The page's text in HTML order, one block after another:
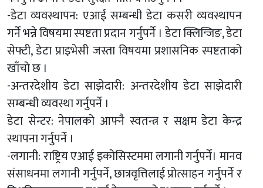
-डेटा व्यवस्थापन: एआई सम्बन्धी डेटा कसरी व्यवस्थापन
गर्ने भन्ने विषयमा स्पष्टता प्रदान गर्नुपर्ने । डेटा क्लिन्जिङ, डेटा
सेफ्टी, डेटा प्राइभेसी जस्ता विषयमा प्रशासनिक स्पष्टताको
खाँचो छ ।
-अन्तरदेशीय डेटा साझेदारी: अन्तरदेशीय डेटा साझेदारी
सम्बन्धी व्यवस्था गर्नुपर्ने ।
डेटा सेन्टर: नेपालको आफ्नै स्वतन्त्र र सक्षम डेटा केन्द्र
स्थापना गर्नुपर्ने ।
-लगानी: राष्ट्रिय एआई इकोसिस्टममा लगानी गर्नुपर्ने। मानव
संसाधनमा लगानी गर्नुपर्ने, छात्रवृत्तिलाई प्रोत्साहन गर्नुपर्ने र